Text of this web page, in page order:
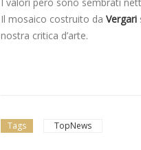
Il mosaico costruito da Vergari
nostra critica d’arte.
Tags TopNews